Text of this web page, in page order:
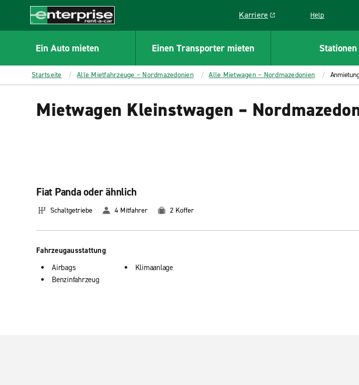
CONTENT
Enterprise
Karriere
Link opens in a new window
Help
Ein Auto mieten Einen Transporter mieten Stationen
Startseite Alle Mietfahrzeuge – Nordmazedonien Alle Mietwagen – Nordmazedonien
Mietwagen Kleinstwagen –
Fiat Panda oder ähnlich
Schaltgetriebe 4 Mitfahrer 2 Koffer
Fahrzeugausstattung
Airbags
Benzinfahrzeug
Klimaanlage